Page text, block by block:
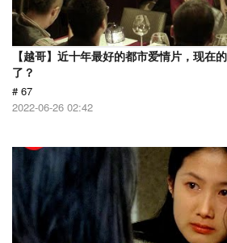
【越哥】近十年最好的都市爱情片，现在
了？
# 67
2022-06-26 02:42